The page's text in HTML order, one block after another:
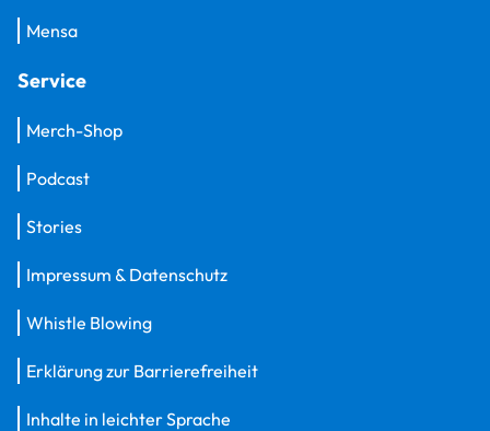
Mensa
Service
Merch-Shop
Podcast
Stories
Impressum & Datenschutz
Whistle Blowing
Erklärung zur Barrierefreiheit
Inhalte in leichter Sprache